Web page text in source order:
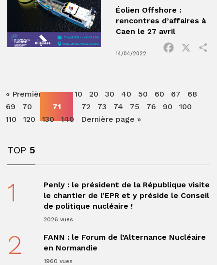
Éolien Offshore :
rencontres d’affaires à
Caen le 27 avril
14/04/2022
Facebook
« Première page 10 20 30 40 50 60 67
68
69
70 71 72 73 74 75 76 90
100
110
120 130 140 Dernière page »
TOP 5
1
Penly : le président de la République visite
le chantier de l’EPR et y préside le Conseil
de politique nucléaire !
2026 vues
2
FANN : le Forum de l’Alternance Nucléaire
en Normandie
1960 vues